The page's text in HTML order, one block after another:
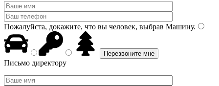
Пожалуйста, докажите, что вы человек, выбрав Машину.
Письмо директору